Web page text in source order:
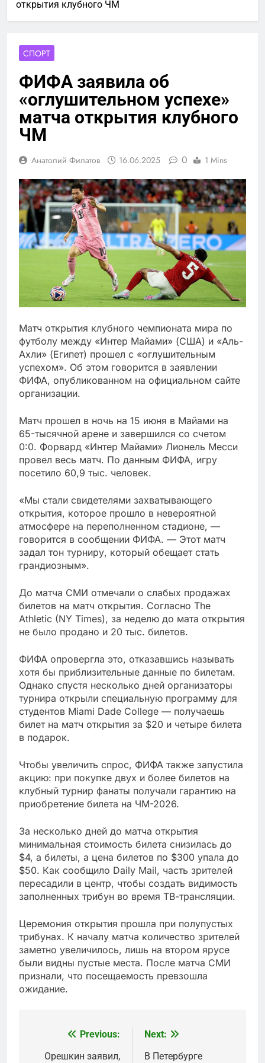
открытия клубного ЧМ
СПОРТ
ФИФА заявила об
«оглушительном успехе»
матча открытия клубного
ЧМ
Анатолий Филатов 16.06.2025 0 1 Mins
Матч открытия клубного чемпионата мира по
футболу между «Интер Майами» (США) и «Аль-
Ахли» (Египет) прошел с «оглушительным
успехом». Об этом говорится в заявлении
ФИФА, опубликованном на официальном сайте
организации.
Матч прошел в ночь на 15 июня в Майами на
65-тысячной арене и завершился со счетом
0:0. Форвард «Интер Майами» Лионель Месси
провел весь матч. По данным ФИФА, игру
посетило 60,9 тыс. человек.
«Мы стали свидетелями захватывающего
открытия, которое прошло в невероятной
атмосфере на переполненном стадионе, —
говорится в сообщении ФИФА. — Этот матч
задал тон турниру, который обещает стать
грандиозным».
До матча СМИ отмечали о слабых продажах
билетов на матч открытия. Согласно The
Athletic (NY Times), за неделю до мата открытия
не было продано и 20 тыс. билетов.
ФИФА опровергла это, отказавшись называть
хотя бы приблизительные данные по билетам.
Однако спустя несколько дней организаторы
турнира открыли специальную программу для
студентов Miami Dade College — получаешь
билет на матч открытия за $20 и четыре билета
в подарок.
Чтобы увеличить спрос, ФИФА также запустила
акцию: при покупке двух и более билетов на
клубный турнир фанаты получали гарантию на
приобретение билета на ЧМ-2026.
За несколько дней до матча открытия
минимальная стоимость билета снизилась до
$4, а билеты, а цена билетов по $300 упала до
$50. Как сообщило Daily Mail, часть зрителей
пересадили в центр, чтобы создать видимость
заполненных трибун во время ТВ-трансляции.
Церемония открытия прошла при полупустых
трибунах. К началу матча количество зрителей
заметно увеличилось, лишь на втором ярусе
были видны пустые места. После матча СМИ
признали, что посещаемость превзошла
ожидание.
navigation
Previous:
Орешкин заявил,
Next:
В Петербурге